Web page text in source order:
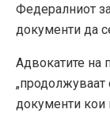
Федералниот
документи да
Адвокатите на
„продолжуваат
документи кои